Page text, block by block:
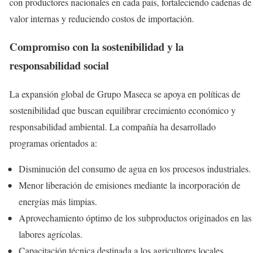
valor internas y reduciendo costos de importación.
Compromiso con la sostenibilidad y la
responsabilidad social
La expansión global de Grupo Maseca se apoya en políticas de
sostenibilidad que buscan equilibrar crecimiento económico y
responsabilidad ambiental. La compañía ha desarrollado
programas orientados a:
Disminución del consumo de agua en los procesos industriales.
Menor liberación de emisiones mediante la incorporación de
energías más limpias.
Aprovechamiento óptimo de los subproductos originados en las
labores agrícolas.
Capacitación técnica destinada a los agricultores locales.